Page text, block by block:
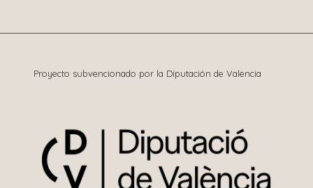
Proyecto subvencionado por la Diputación de Valencia